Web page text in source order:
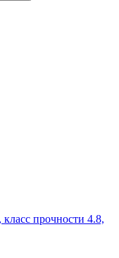
прочности 4.8,